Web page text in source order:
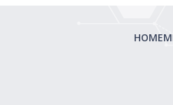
HOME